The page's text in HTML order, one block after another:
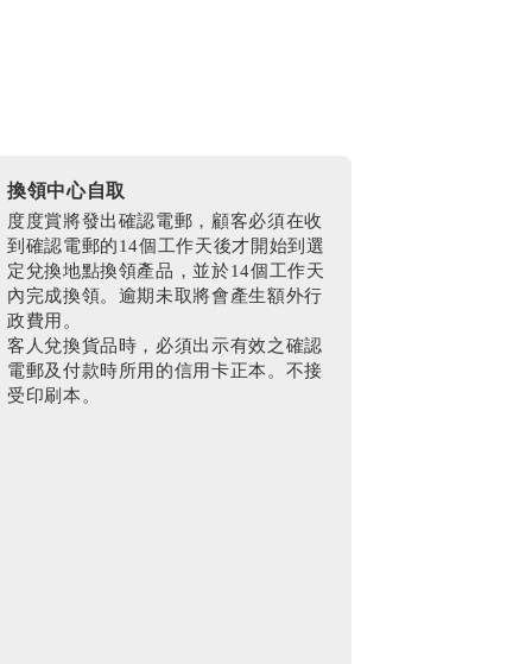
換領中心自取
度度賞將發出確認電郵，顧客必須在收
到確認電郵的14個工作天後才開始到選
定兌換地點換領產品，並於14個工作天
內完成換領。逾期未取將會產生額外行
政費用。
客人兌換貨品時，必須出示有效之確認
電郵及付款時所用的信用卡正本。不接
受印刷本。